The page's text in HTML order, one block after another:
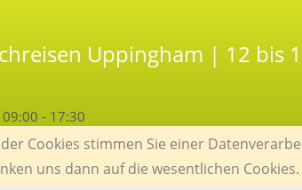
Uppingham | 12 bis
- 17:30
Cookies stimmen Sie einer
uns dann auf die wesentlichen Cookies.